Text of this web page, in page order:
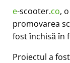
e-scooter.co,
promovarea
fost închisă în
Proiectul a